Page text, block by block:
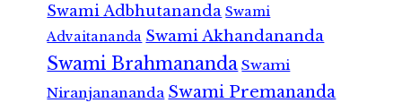
Swami Adbhutananda Swami
Advaitananda Swami Akhandananda
Swami Brahmananda Swami
Niranjanananda Swami Premananda